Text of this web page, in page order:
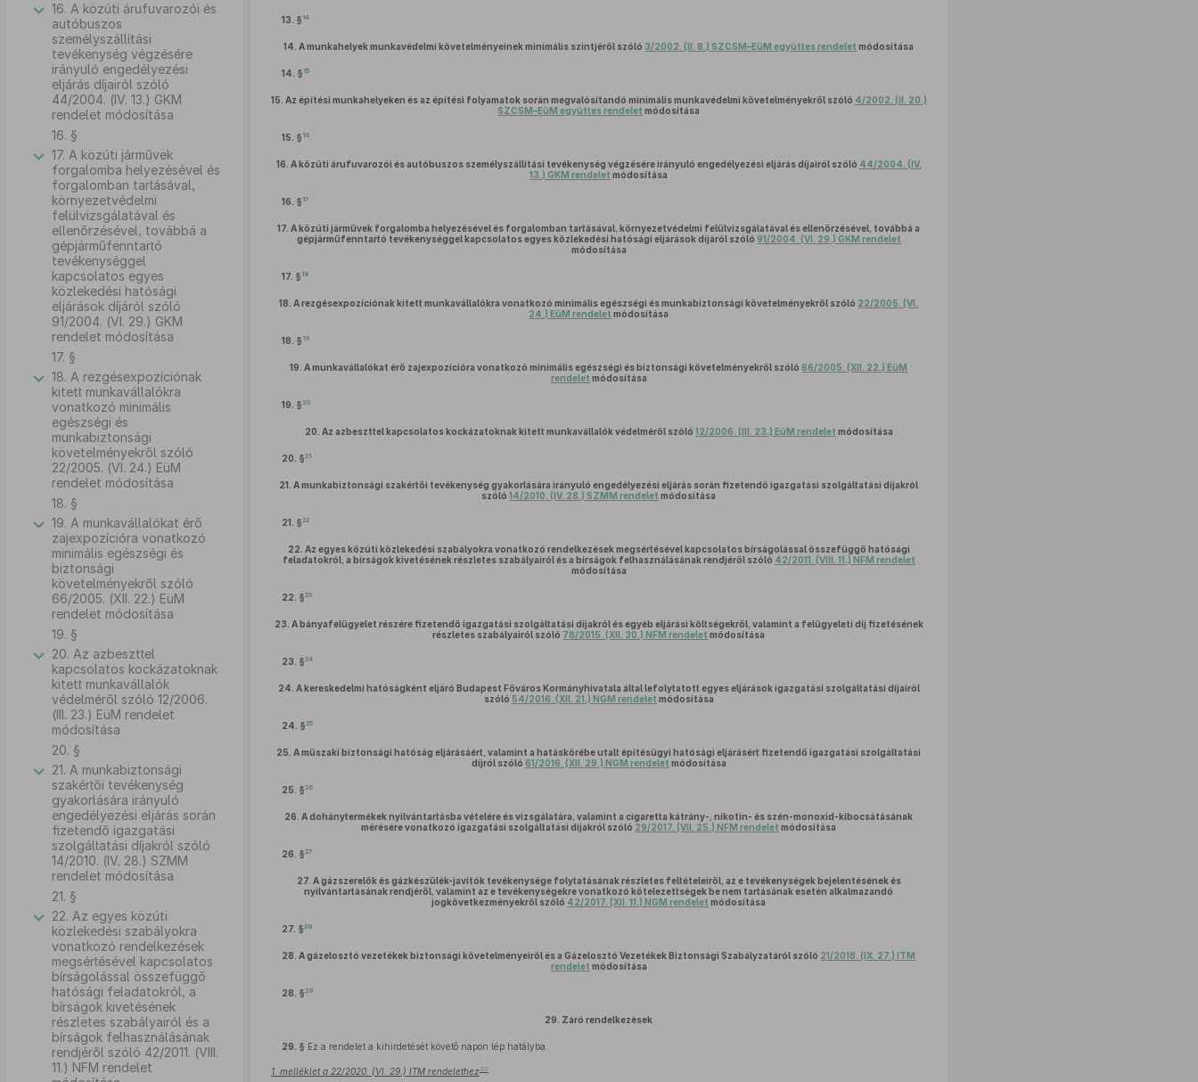
16. A közúti árufuvarozói és
autóbuszos
személyszállítási
tevékenység végzésére
irányuló engedélyezési
eljárás díjairól szóló
44/2004. (IV. 13.) GKM
rendelet módosítása
16. §
17. A közúti járművek
forgalomba helyezésével és
forgalomban tartásával,
környezetvédelmi
felülvizsgálatával és
ellenőrzésével, továbbá a
gépjárműfenntartó
tevékenységgel
kapcsolatos egyes
közlekedési hatósági
eljárások díjáról szóló
91/2004. (VI. 29.) GKM
rendelet módosítása
17. §
18. A rezgésexpozíciónak
kitett munkavállalókra
vonatkozó minimális
egészségi és
munkabiztonsági
követelményekről szóló
22/2005. (VI. 24.) EüM
rendelet módosítása
18. §
19. A munkavállalókat érő
zajexpozícióra vonatkozó
minimális egészségi és
biztonsági
követelményekről szóló
66/2005. (XII. 22.) EüM
rendelet módosítása
19. §
20. Az azbeszttel
kapcsolatos kockázatoknak
kitett munkavállalók
védelméről szóló 12/2006.
(III. 23.) EüM rendelet
módosítása
20. §
21. A munkabiztonsági
szakértői tevékenység
gyakorlására irányuló
engedélyezési eljárás során
fizetendő igazgatási
szolgáltatási díjakról szóló
14/2010. (IV. 28.) SZMM
rendelet módosítása
21. §
22. Az egyes közúti
közlekedési szabályokra
vonatkozó rendelkezések
megsértésével kapcsolatos
bírságolással összefüggő
hatósági feladatokról, a
bírságok kivetésének
részletes szabályairól és a
bírságok felhasználásának
rendjéről szóló 42/2011. (VIII.
11.) NFM rendelet
13. § 14
14. A munkahelyek munkavédelmi követelményeinek minimális szintjéről szóló 3/2002. (II. 8.) SZCSM–EüM együttes rendelet módosítása
14. § 15
15. Az építési munkahelyeken és az építési folyamatok során megvalósítandó minimális munkavédelmi követelményekről szóló 4/2002. (II. 20.)
SZCSM–EüM együttes rendelet módosítása
15. § 16
16. A közúti árufuvarozói és autóbuszos személyszállítási tevékenység végzésére irányuló engedélyezési eljárás díjairól szóló 44/2004. (IV.
13.) GKM rendelet módosítása
16. § 17
17. A közúti járművek forgalomba helyezésével és forgalomban tartásával, környezetvédelmi felülvizsgálatával és ellenőrzésével, továbbá a
gépjárműfenntartó tevékenységgel kapcsolatos egyes közlekedési hatósági eljárások díjáról szóló 91/2004. (VI. 29.) GKM rendelet
módosítása
17. § 18
18. A rezgésexpozíciónak kitett munkavállalókra vonatkozó minimális egészségi és munkabiztonsági követelményekről szóló 22/2005. (VI.
24.) EüM rendelet módosítása
18. § 19
19. A munkavállalókat érő zajexpozícióra vonatkozó minimális egészségi és biztonsági követelményekről szóló66/2005. (XII. 22.) EüM
rendelet módosítása
19. §20
20. Az azbeszttel kapcsolatos kockázatoknak kitett munkavállalók védelméről szóló 12/2006. (III. 23.) EüM rendelet módosítása
20. §21
21. A munkabiztonsági szakértői tevékenység gyakorlására irányuló engedélyezési eljárás során fizetendő igazgatási szolgáltatási díjakról
szóló14/2010. (IV. 28.) SZMM rendelet módosítása
21. §22
22. Az egyes közúti közlekedési szabályokra vonatkozó rendelkezések megsértésével kapcsolatos bírságolással összefüggő hatósági
feladatokról, a bírságok kivetésének részletes szabályairól és a bírságok felhasználásának rendjéről szóló 42/2011. (VIII. 11.) NFM rendelet
módosítása
22. §23
23. A bányafelügyelet részére fizetendő igazgatási szolgáltatási díjakról és egyéb eljárási költségekről, valamint a felügyeleti díj fizetésének
részletes szabályairól szóló 78/2015. (XII. 30.) NFM rendelet módosítása
23. §24
24. A kereskedelmi hatóságként eljáró Budapest Főváros Kormányhivatala által lefolytatott egyes eljárások igazgatási szolgáltatási díjairól
szóló 54/2016. (XII. 21.) NGM rendelet módosítása
24. §25
25. A műszaki biztonsági hatóság eljárásáért, valamint a hatáskörébe utalt építésügyi hatósági eljárásért fizetendő igazgatási szolgáltatási
díjról szóló 61/2016. (XII. 29.) NGM rendelet módosítása
25. §26
26. A dohánytermékek nyilvántartásba vételére és vizsgálatára, valamint a cigaretta kátrány-, nikotin- és szén-monoxid-kibocsátásának
mérésére vonatkozó igazgatási szolgáltatási díjakról szóló 29/2017. (VII. 25.) NFM rendelet módosítása
26. §27
27. A gázszerelők és gázkészülék-javítók tevékenysége folytatásának részletes feltételeiről, az e tevékenységek bejelentésének és
nyilvántartásának rendjéről, valamint az e tevékenységekre vonatkozó kötelezettségek be nem tartásának esetén alkalmazandó
jogkövetkezményekről szóló 42/2017. (XII. 11.) NGM rendelet módosítása
27. §28
28. A gázelosztó vezetékek biztonsági követelményeiről és a Gázelosztó Vezetékek Biztonsági Szabályzatáról szóló 21/2018. (IX. 27.) ITM
rendelet módosítása
28. §29
29. Záró rendelkezések
29. § Ez a rendelet a kihirdetését követő napon lép hatályba.
1. melléklet a 22/2020. (VI. 29.) ITM rendelethez 30